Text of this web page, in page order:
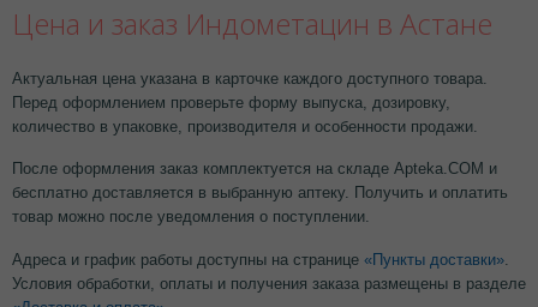
Цена и заказ Индометацин в Астане
Актуальная цена указана в карточке каждого доступного товара.
Перед оформлением проверьте форму выпуска, дозировку,
количество в упаковке, производителя и особенности продажи.
После оформления заказ комплектуется на складе Apteka.COM и
бесплатно доставляется в выбранную аптеку. Получить и оплатить
товар можно после уведомления о поступлении.
Адреса и график работы доступны на странице «Пункты доставки»
Условия обработки, оплаты и получения заказа размещены в разделе